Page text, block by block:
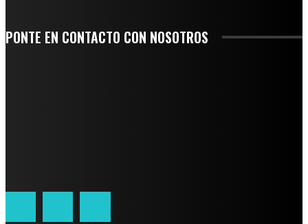
PONTE EN CONTACTO CON NOSOTROS